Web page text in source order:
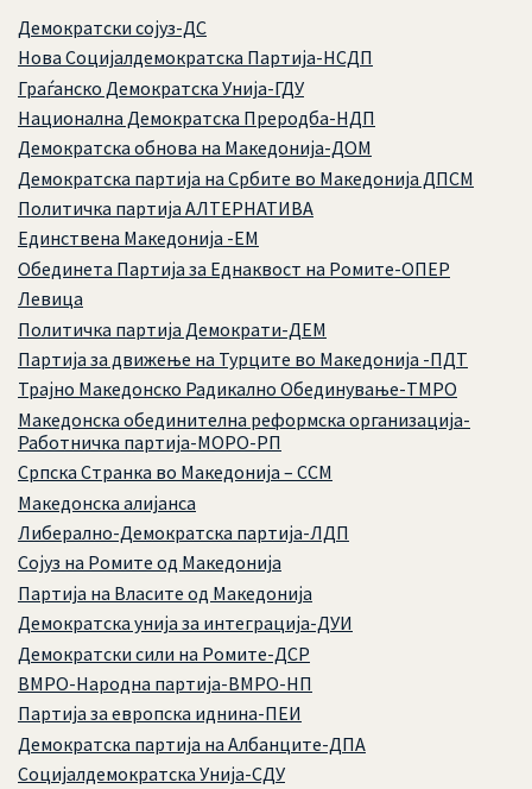
Демократски сојуз-ДС
Нова Социјалдемократска Партија-НСДП
Граѓанско Демократска Унија-ГДУ
Национална Демократска Преродба-НДП
Демократска обнова на Македонија-ДОМ
Демократска партија на Србите во Македонија ДПСМ
Политичка партија АЛТЕРНАТИВА
Единствена Македонија -ЕМ
Обединета Партија за Еднаквост на Ромите-ОПЕР
Левица
Политичка партија Демократи-ДЕМ
Партија за движење на Турците во Македонија -ПДТ
Трајно Македонско Радикално Обединување-ТМРО
Македонска обединителна реформска организација-
Работничка партија-МОРО-РП
Српска Странка во Македонија – ССМ
Македонска алијанса
Либерално-Демократска партија-ЛДП
Сојуз на Ромите од Македонија
Партија на Власите од Македонија
Демократска унија за интеграција-ДУИ
Демократски сили на Ромите-ДСР
ВМРО-Народна партија-ВМРО-НП
Партија за европска иднина-ПЕИ
Демократска партија на Албанците-ДПА
Социјалдемократска Унија-СДУ